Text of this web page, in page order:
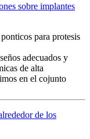
sobre implantes
para protesis
adecuados y
de alta
en el cojunto
de los